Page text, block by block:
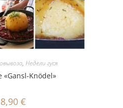
, Недели гуся
Knödel»
€